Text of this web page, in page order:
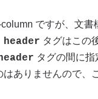
ですが、文書
header タグはこの
タグの間に
ありませんので、